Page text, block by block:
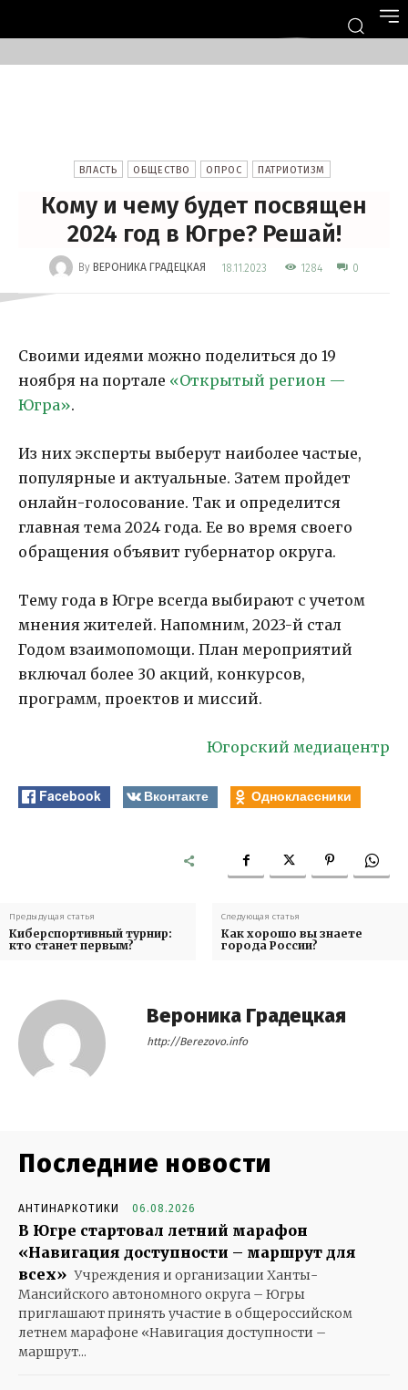
ВЛАСТЬ ОБЩЕСТВО ОПРОС ПАТРИОТИЗМ
Кому и чему будет посвящен
2024 год в Югре? Решай!
By ВЕРОНИКА ГРАДЕЦКАЯ 18.11.2023 1284 0
Своими идеями можно поделиться до 19
ноября на портале «Открытый регион —
Югра».
Из них эксперты выберут наиболее частые,
популярные и актуальные. Затем пройдет
онлайн-голосование. Так и определится
главная тема 2024 года. Ее во время своего
обращения объявит губернатор округа.
Тему года в Югре всегда выбирают с учетом
мнения жителей. Напомним, 2023-й стал
Годом взаимопомощи. План мероприятий
включал более 30 акций, конкурсов,
программ, проектов и миссий.
Югорский медиацентр
Facebook Вконтакте Одноклассники
Предыдущая статья
Киберспортивный турнир:
кто станет первым?
Следующая статья
Как хорошо вы знаете
города России?
Вероника Градецкая
http://Berezovo.info
Последние новости
АНТИНАРКОТИКИ 06.08.2026
В Югре стартовал летний марафон
«Навигация доступности – маршрут для
всех» Учреждения и организации Ханты-
Мансийского автономного округа – Югры
приглашают принять участие в общероссийском
летнем марафоне «Навигация доступности –
маршрут...